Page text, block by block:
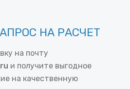
НА РАСЧЕТ
на почту
и получите выгодное
на качественную